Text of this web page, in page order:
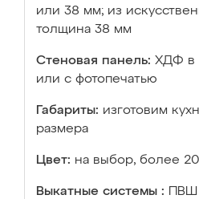
или 38 мм; из
толщина 38 мм
Стеновая панель: ХДФ в
или с фотопечатью
Габариты: изготовим
размера
Цвет: на выбор, более
Выкатные системы :